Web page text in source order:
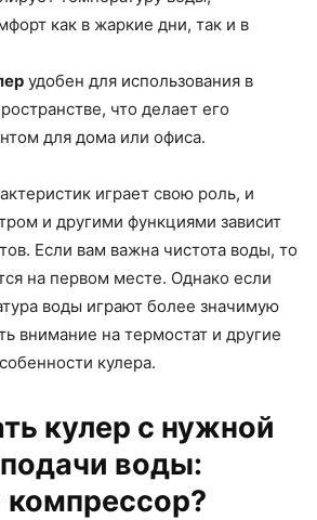
как в жаркие дни, так и в
удобен для использования в
что делает его
для дома или офиса.
играет свою роль, и
и другими функциями зависит
Если вам важна чистота воды, то
на первом месте. Однако если
воды играют более значимую
внимание на термостат и другие
кулера.
кулер с нужной
воды: